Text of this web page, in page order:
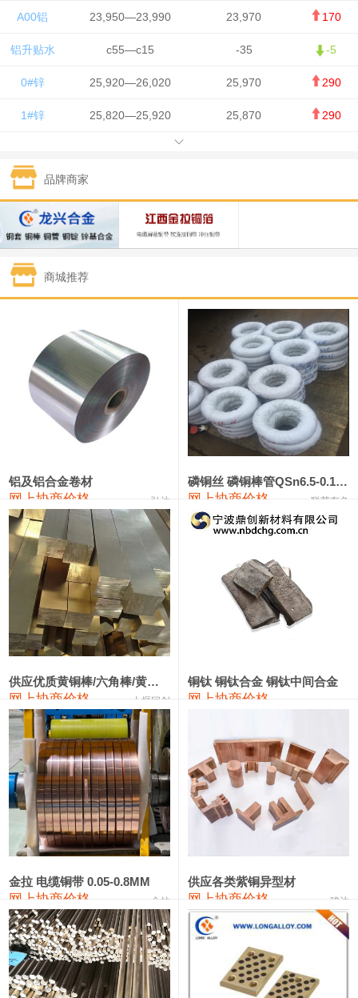
A00铝 23,950—23,990 23,970 170
铝升贴水 c55—c15 -35 -5
0#锌 25,920—26,020 25,970 290
1#锌 25,820—25,920 25,870 290
1#锡 434,000—436,000
1#镍 129,550—130,750
1#白银 15,100—15,110 15,105 -70
钯金
331,000 -10,000
89,000—95,000 92,000 1,000
2#锑 85,000—91,000 88,000 1,000
1#镁 17,000—18,000 17,500 0
18,900—19,100 19,000 100
1#电解锰(99.7%袋装) 18,000—18,200 18,100 100
1#铬 60,000—82,000
553#硅 9,300—9,500
441#硅 9,600—9,800 9,700
3303#硅 10,300—10,500 10,400
2202#硅 14,100—14,300
金属硅3303#-2202# 10,400—14,200 12,300 0
漆包线 111,970—115,970 113,970
磷铜合金 110,800—117,600 114,200 400
无氧铜丝(硬) 109,710—110,010 109,860
R410A专用紫铜管 113,700—113,700
铸造铝合金锭(A380） 26,300—26,500 26,400 100
铝合金ADC12 24,200—24,400 100
铸造铝合金锭(ZL102) 24,300—24,500 24,400
品牌商家
商城推荐
铝及铝合金卷材
网上协商价格 弘达
磷铜丝 磷铜棒管QSn6.5-0.1 7-0.2 8-0.3
网上协商价格 联荣有色
供应优质黄铜棒/六角棒/黄铜方板
网上协商价格 十堰同创
铜钛 铜钛合金 铜钛中间合金
网上协商价格
金拉 电缆铜带 0.05-0.8MM
网上协商价格 金拉
供应各类紫铜异型材
网上协商价格 骏达